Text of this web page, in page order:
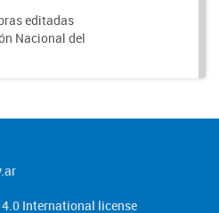
editadas
Nacional del
International license